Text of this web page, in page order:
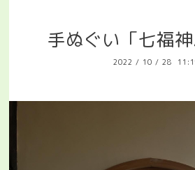
手ぬぐい「七福神
2022 / 10 / 28